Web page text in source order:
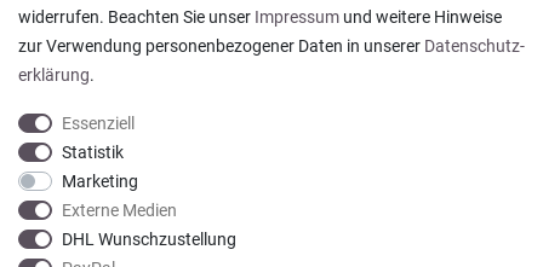
Datum der Veröffentlichung: 05.08.2026
Datum der Kauferfahrung: 29.07.2026
922 Bewertungen
widerrufen. Beachten Sie unser Impressum und weitere Hinweise
zur Verwendung personenbezogener Daten in unserer Daten­schutz­
erklärung.
Essenziell
Statistik
Marketing
Externe Medien
DHL Wunschzustellung